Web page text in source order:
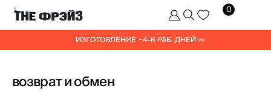
0
ИЗГОТОВЛЕНИЕ ~4-6 РАБ. ДНЕЙ 👀
возврат и обмен